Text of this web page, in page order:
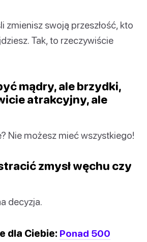
zmienisz swoją przeszłość, kto
Tak, to rzeczywiście
mądry, ale brzydki,
atrakcyjny, ale
Nie możesz mieć wszystkiego!
zmysł węchu czy
decyzja.
dla Ciebie: Ponad 500